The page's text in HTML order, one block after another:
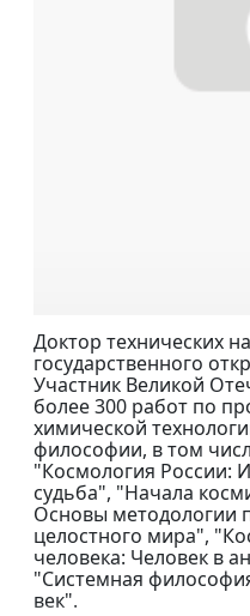
Доктор технических
государственного
Участник Великой
более 300 работ по
химической
философии, в том
"Космология России:
судьба", "Начала
Основы методологии
целостного мира",
человека: Человек в
"Системная
век".